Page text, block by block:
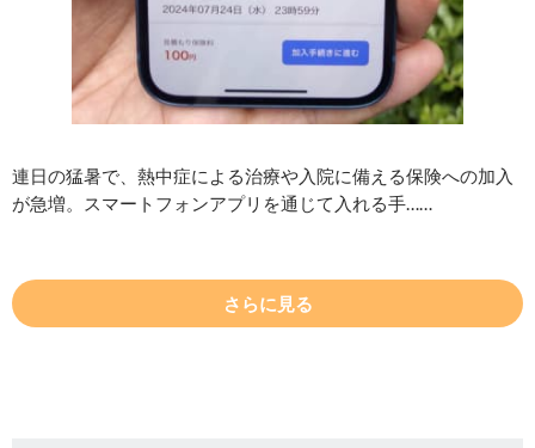
連日の猛暑で、熱中症による治療や入院に備える保険への加入
が急増。スマートフォンアプリを通じて入れる手……
さらに見る